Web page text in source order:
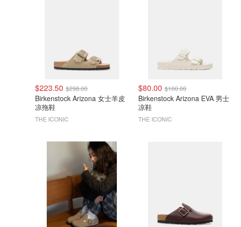
$223.50 $298.00
Birkenstock Arizona 女士羊皮
凉拖鞋
THE ICONIC
$80.00 $100.00
Birkenstock Arizona EVA 男士
凉鞋
THE ICONIC